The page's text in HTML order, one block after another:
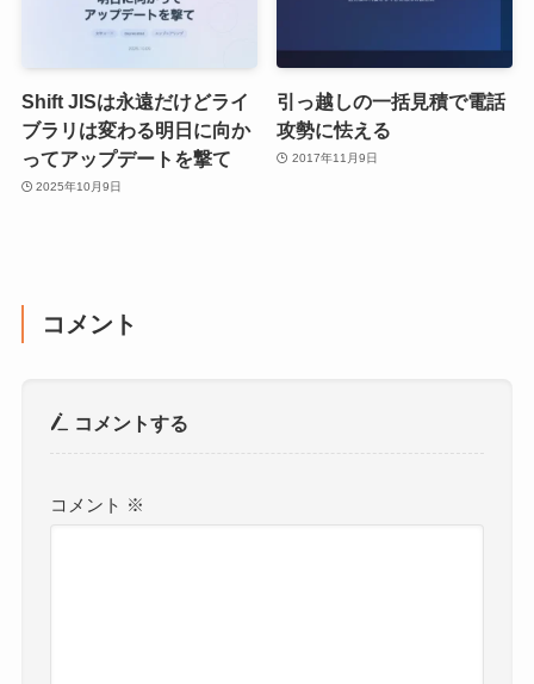
Shift JISは永遠だけどライ
ブラリは変わる明日に向か
ってアップデートを撃て
2025年10月9日
引っ越しの一括見積で電話
攻勢に怯える
2017年11月9日
コメント
コメントする
コメント ※